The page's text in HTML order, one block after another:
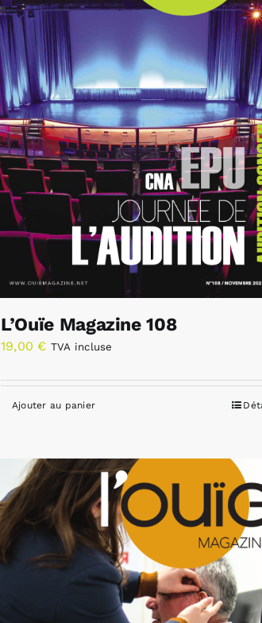
L’Ouïe Magazine 108
19,00 € TVA incluse
Ajouter au panier